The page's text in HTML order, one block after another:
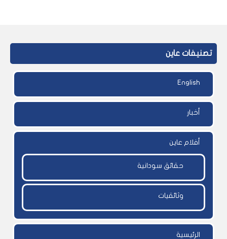
تصنيفات عاين
English
أخبار
أفلام عاين
حقائق سودانية
وثائقيات
الرئيسية